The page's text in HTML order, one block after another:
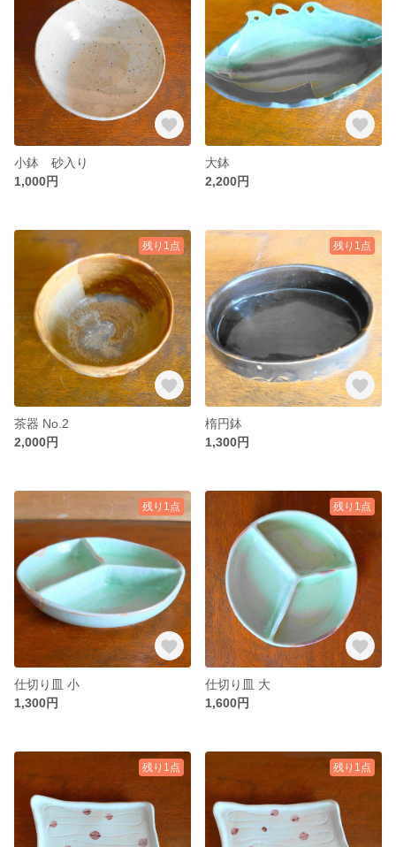
小鉢 砂入り
1,000円
大鉢
2,200円
残り1点
茶器 No.2
2,000円
残り1点
楕円鉢
1,300円
残り1点
仕切り皿 小
1,300円
残り1点
仕切り皿 大
1,600円
残り1点 残り1点